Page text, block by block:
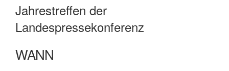
Jahrestreffen der
Landespressekonferenz
WANN